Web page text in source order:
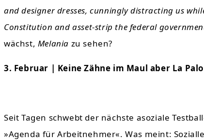
and designer dresses, cunningly distracting us
Constitution and asset-strip the federal
wächst, Melania zu sehen?
3. Februar | Keine Zähne im Maul aber La
Seit Tagen schwebt der nächste asoziale
»Agenda für Arbeitnehmer«. Was meint: